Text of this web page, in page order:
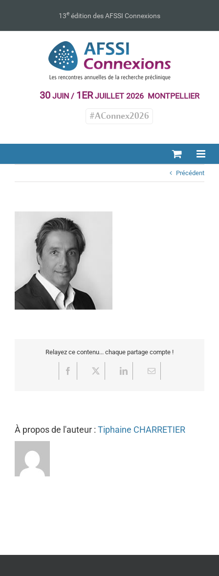
13e édition des AFSSI Connexions
30JUIN / 1ERJUILLET 2026 MONTPELLIER
#AConnex2026
Précédent
Relayez ce contenu... chaque partage compte !
Facebook LinkedInEmail
À propos de l'auteur : Tiphaine CHARRETIER